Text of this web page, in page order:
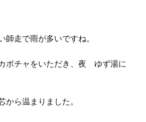
師走で雨が多いですね。
ボチャをいただき、夜 ゆず湯に
から温まりました。